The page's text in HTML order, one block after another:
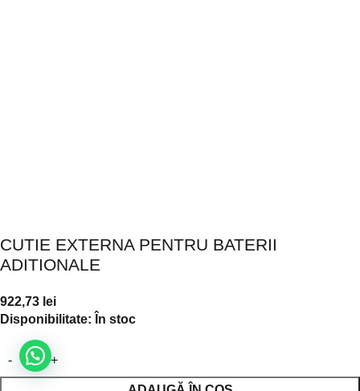
CUTIE EXTERNA PENTRU BATERII
ADITIONALE
922,73 lei
Disponibilitate: În stoc